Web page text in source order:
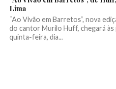
Lima
“Ao Vivão em Barretos”, nova
do cantor Murilo Huff, chegará
quinta-feira, dia...